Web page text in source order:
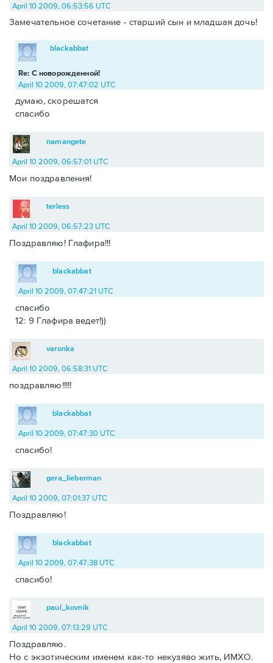
April 10 2009, 06:53:56 UTC
Замечательное сочетание - старший сын и младшая дочь!
Re: С новорожденной!
blackabbat
April 10 2009, 07:47:02 UTC
думаю, скорешатся
спасибо
namangete
April 10 2009, 06:57:01 UTC
Мои поздравления!
terless
April 10 2009, 06:57:23 UTC
Поздравляю! Глафира!!!
blackabbat
April 10 2009, 07:47:21 UTC
спасибо
12: 9 Глафира ведет!))
varonka
April 10 2009, 06:58:31 UTC
поздравляю!!!!!
blackabbat
April 10 2009, 07:47:30 UTC
спасибо!
gera_lieberman
April 10 2009, 07:01:37 UTC
Поздравляю!
blackabbat
April 10 2009, 07:47:38 UTC
спасибо!
paul_kovnik
April 10 2009, 07:13:29 UTC
Поздравляю.
Но с экзотическим именем как-то некузяво жить, ИМХО.